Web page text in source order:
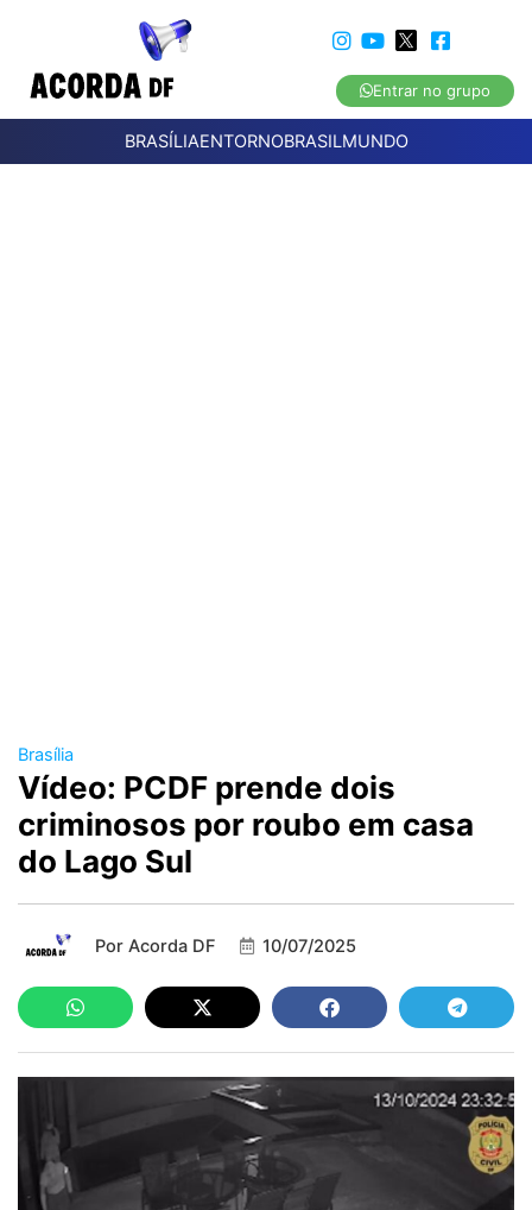
Entrar no grupo
BRASÍLIAENTORNOBRASILMUNDO
Brasília
Vídeo: PCDF prende dois
criminosos por roubo em casa
do Lago Sul
Por Acorda DF 10/07/2025